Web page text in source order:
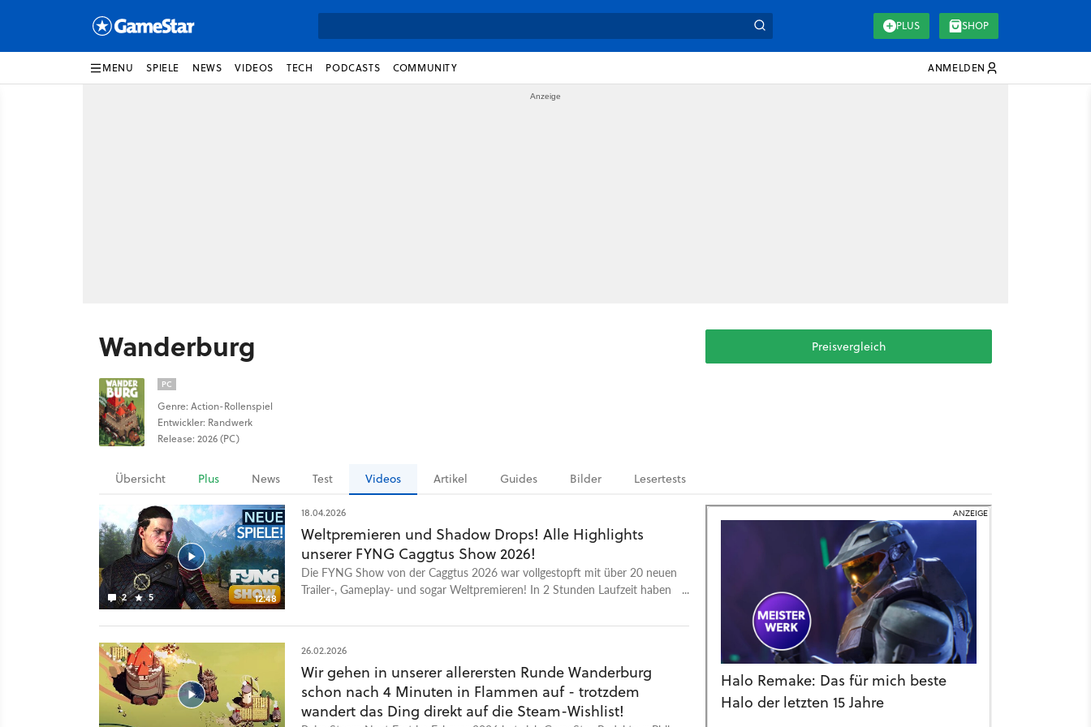
PLUS SHOP
MENU SPIELE NEWS VIDEOS TECH PODCASTS COMMUNITY ANMELDEN
Wanderburg
PC
Genre: Action-Rollenspiel
Entwickler: Randwerk
Release: 2026 (PC)
Preisvergleich
Übersicht Plus News Test Videos Artikel Guides Bilder Lesertests
2 5 12:48
18.04.2026
Weltpremieren und Shadow Drops! Alle Highlights
unserer FYNG Caggtus Show 2026!
Die FYNG Show von der Caggtus 2026 war vollgestopft mit über 20 neuen
Trailer-, Gameplay- und sogar Weltpremieren! In 2 Stunden Laufzeit haben
was der GameStar Community so richtig gut gefallen dürfte. Und hier
Jahr haben wir sogar einen ganz eigenen Steam Sale! Schaut da auf jeden
Fall vorbei und schaut gerne live im Steam mit! Hier findet ihr alle Infos
über FYNG Caggtus 2026! Hier geht's zu unserer Steam Seite und dem
Sale! 00:00 Intro 00:37 Corsair Cove 01:35 Tropico 7 02:08 Warhammer
26.02.2026
Wir gehen in unserer allerersten Runde Wanderburg
schon nach 4 Minuten in Flammen auf - trotzdem
wandert das Ding direkt auf die Steam-Wishlist!